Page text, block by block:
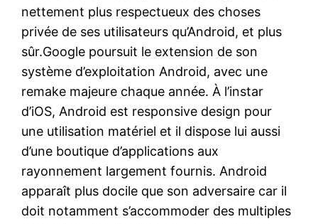
nettement plus respectueux des choses
privée de ses utilisateurs qu’Android, et plus
sûr.Google poursuit le extension de son
système d’exploitation Android, avec une
remake majeure chaque année. À l’instar
d’iOS, Android est responsive design pour
une utilisation matériel et il dispose lui aussi
d’une boutique d’applications aux
rayonnement largement fournis. Android
apparaît plus docile que son adversaire car il
doit notamment s’accommoder des multiples